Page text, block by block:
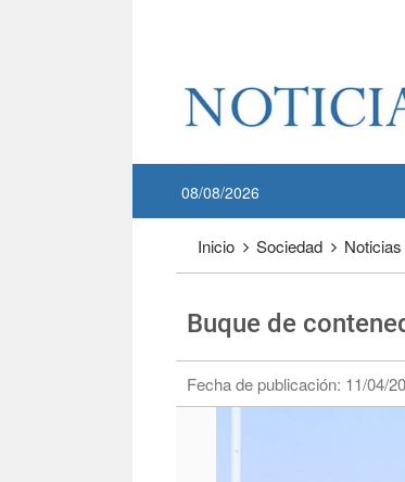
08/08/2026
Inicio Sociedad
Buque de
Fecha de publicación: 11/04/